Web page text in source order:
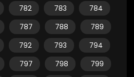
782 783
784
787 788
789
792 793
794
797 798
799